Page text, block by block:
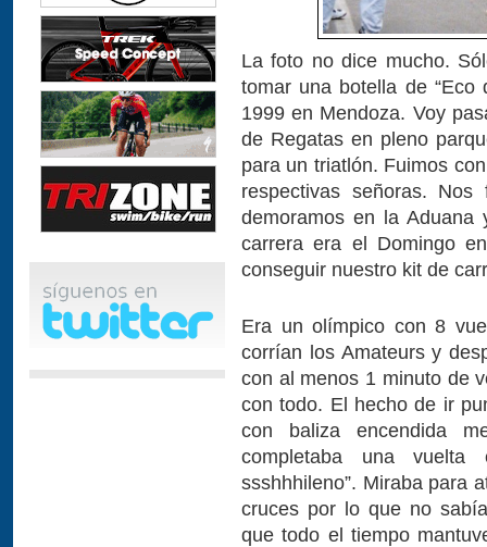
La foto no dice mucho.
tomar una botella de
1999 en Mendoza. Voy
de Regatas en pleno
para un triatlón. Fuimos
respectivas señoras.
demoramos en la
carrera era el Domingo
conseguir nuestro kit de
Era un olímpico con 8
corrían los Amateurs y
con al menos 1 minuto de
con todo. El hecho de ir
con baliza encendida
completaba una
ssshhhileno”. Miraba para
cruces por lo que no
que todo el tiempo